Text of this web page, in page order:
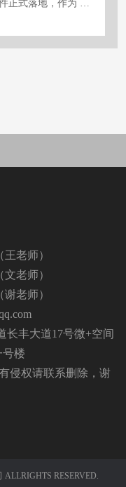
王老师）
文老师）
谢老师）
长丰大道17号微+空间
号楼
侵权请联系删除，谢
RESERVED.